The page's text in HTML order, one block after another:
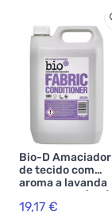
Bio-D Amaciador
de tecido com
aroma a lavanda
suave - lata (5 L )
19,17 €